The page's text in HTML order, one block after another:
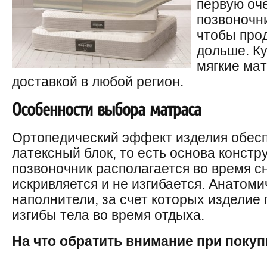
первую
чтобы
дольше.
мягкие
доставкой в любой регион.
Особенности выбора матраса
Ортопедический эффект изделия
латексный блок, то есть основа
позвоночник располагается во время
искривляется и не изгибается.
наполнители, за счет которых изделие
изгибы тела во время отдыха.
На что обратить внимание при